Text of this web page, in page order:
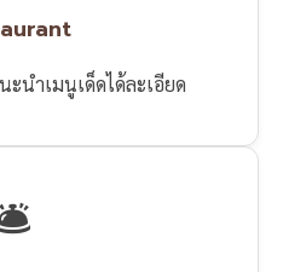
นำเมนูเด็ดได้ละเอียด